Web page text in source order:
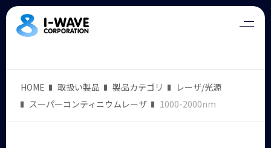
HOME 取扱い製品 製品カテゴリ
レーザ/光源
スーパーコンティニウムレーザ
1000-2000nm